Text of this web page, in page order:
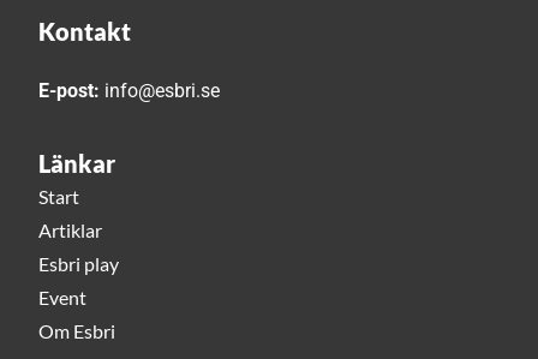
Kontakt
E-post: info@esbri.se
Länkar
Start
Artiklar
Esbri play
Event
Om Esbri